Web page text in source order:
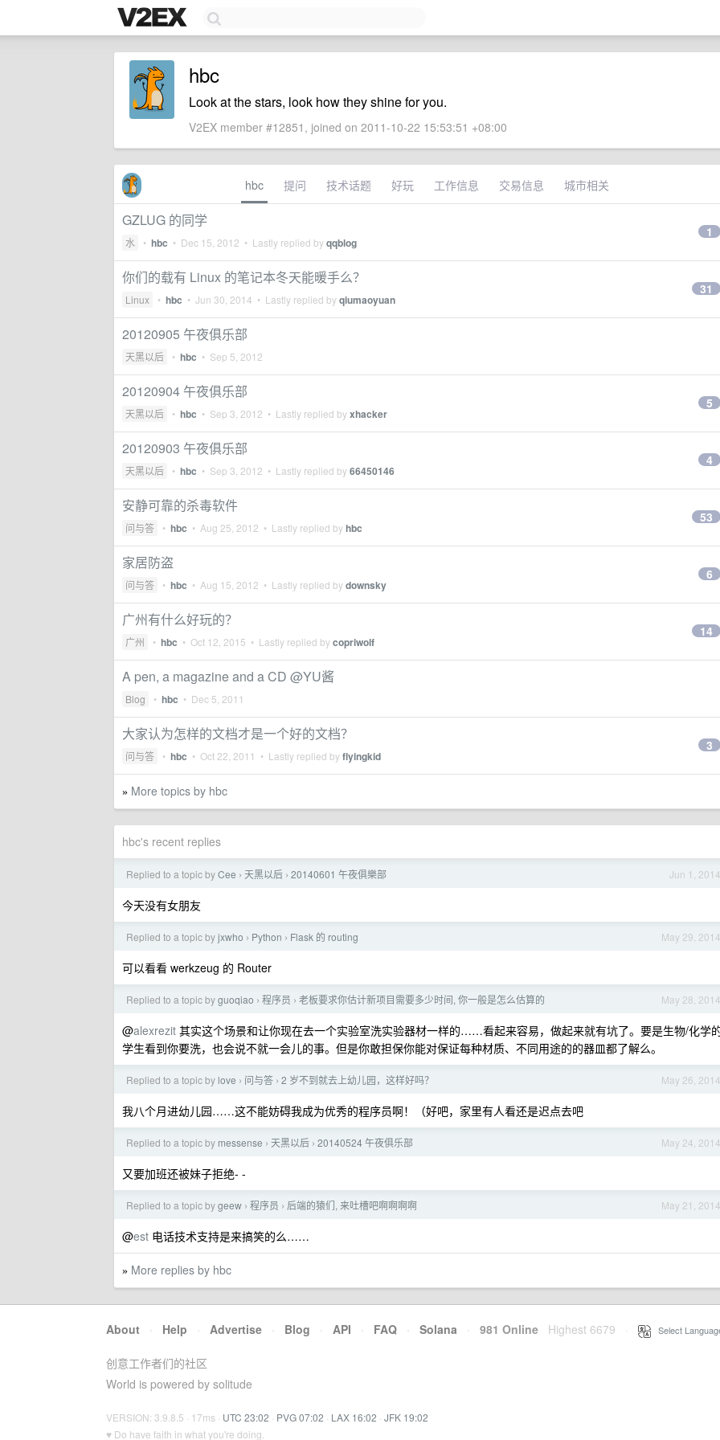
hbc
Look at the stars, look how they shine for you.
V2EX member #12851, joined on 2011-10-22 15:53:51 +08:00
hbc 提问 技术话题 好玩 工作信息 交易信息 城市相关
GZLUG 的同学
水 • hbc • Dec 15, 2012 • Lastly replied byqqblog
1
你们的载有 Linux 的笔记本冬天能暖手么？
Linux • hbc • Jun 30, 2014 • Lastly replied byqiumaoyuan
31
20120905 午夜俱乐部
天黑以后 • hbc • Sep 5, 2012
20120904 午夜俱乐部
天黑以后 • hbc • Sep 3, 2012 • Lastly replied byxhacker
5
20120903 午夜俱乐部
天黑以后 • hbc • Sep 3, 2012 • Lastly replied by66450146
4
安静可靠的杀毒软件
问与答 • hbc • Aug 25, 2012 • Lastly replied byhbc
53
家居防盗
问与答 • hbc • Aug 15, 2012 • Lastly replied bydownsky
6
广州有什么好玩的？
广州 • hbc • Oct 12, 2015 • Lastly replied bycopriwolf
14
A pen, a magazine and a CD @YU酱
Blog • hbc • Dec 5, 2011
大家认为怎样的文档才是一个好的文档？
问与答 • hbc • Oct 22, 2011 • Lastly replied byflyingkid
3
» More topics by hbc
hbc's recent replies
Jun 1, 2014
Replied to a topic byCee › 天黑以后 › 20140601 午夜俱樂部
今天没有女朋友
May 29, 2014
Replied to a topic byjxwho › Python › Flask 的 routing
可以看看 werkzeug 的 Router
May 28, 2014
Replied to a topic byguoqiao › 程序员 › 老板要求你估计新项目需要多少时间, 你一般是怎么估算的
@alexrezit 其实这个场景和让你现在去一个实验室洗实验器材一样的……看起来容易，做起来就有坑了。要是生物/化学
学生看到你要洗，也会说不就一会儿的事。但是你敢担保你能对保证每种材质、不同用途的的器皿都了解么。
May 26, 2014
Replied to a topic by love › 问与答 › 2 岁不到就去上幼儿园，这样好吗？
我八个月进幼儿园……这不能妨碍我成为优秀的程序员啊！（好吧，家里有人看还是迟点去吧
May 24, 2014
Replied to a topic by messense › 天黑以后 › 20140524 午夜俱乐部
又要加班还被妹子拒绝- -
May 21, 2014
Replied to a topic bygeew › 程序员 › 后端的猿们, 来吐槽吧啊啊啊啊
@est 电话技术支持是来搞笑的么……
» More replies by hbc
About · Help · Advertise · Blog · API · FAQ · Solana · 981 Online Highest 6679 Select
创意工作者们的社区
World is powered by solitude
VERSION: 3.9.8.5 · 17ms · UTC 23:02 · PVG 07:02 · LAX 16:02 · JFK 19:02
♥ Do have faith in what you're doing.